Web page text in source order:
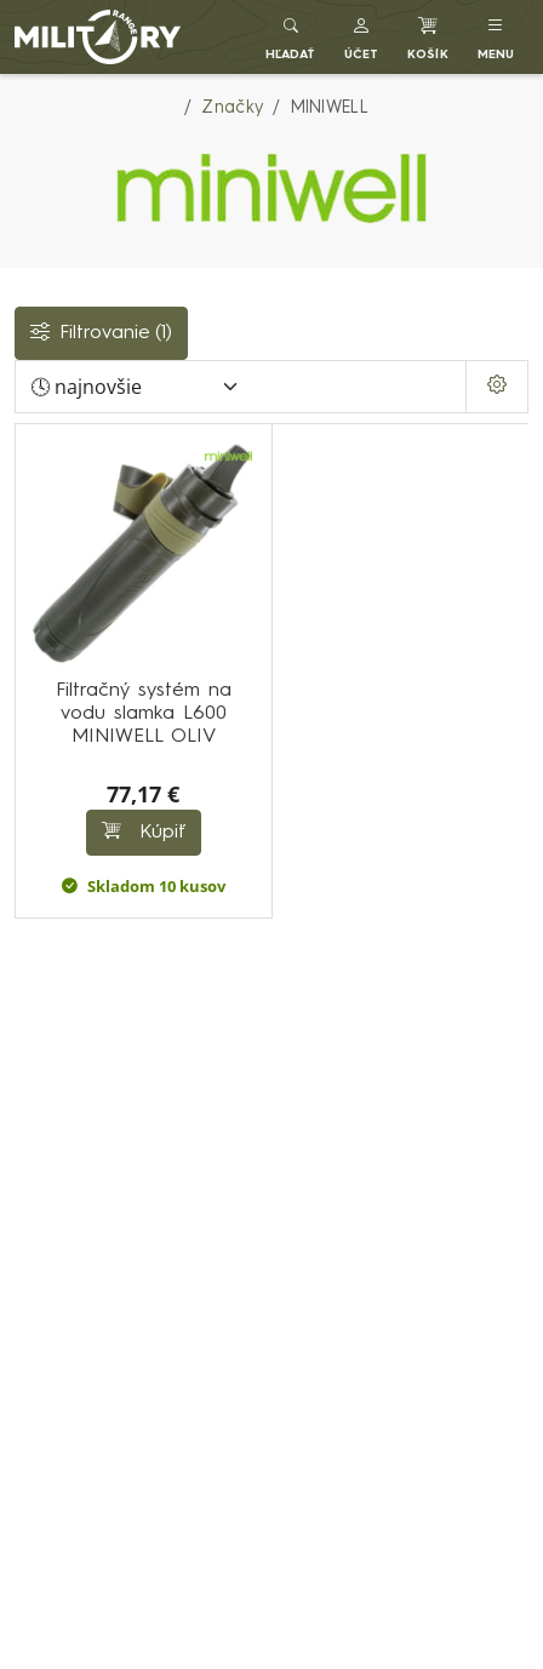
Army shop MILITARY RANGE SK
HĽADAŤ ÚČET KOŠÍK MENU
Značky MINIWELL
Filtrovanie (1)
Filtračný systém na
vodu slamka L600
MINIWELL OLIV
77,17 €
Kúpiť
Skladom 10 kusov